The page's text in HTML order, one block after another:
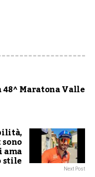
Maratona Valle
stile Next Post